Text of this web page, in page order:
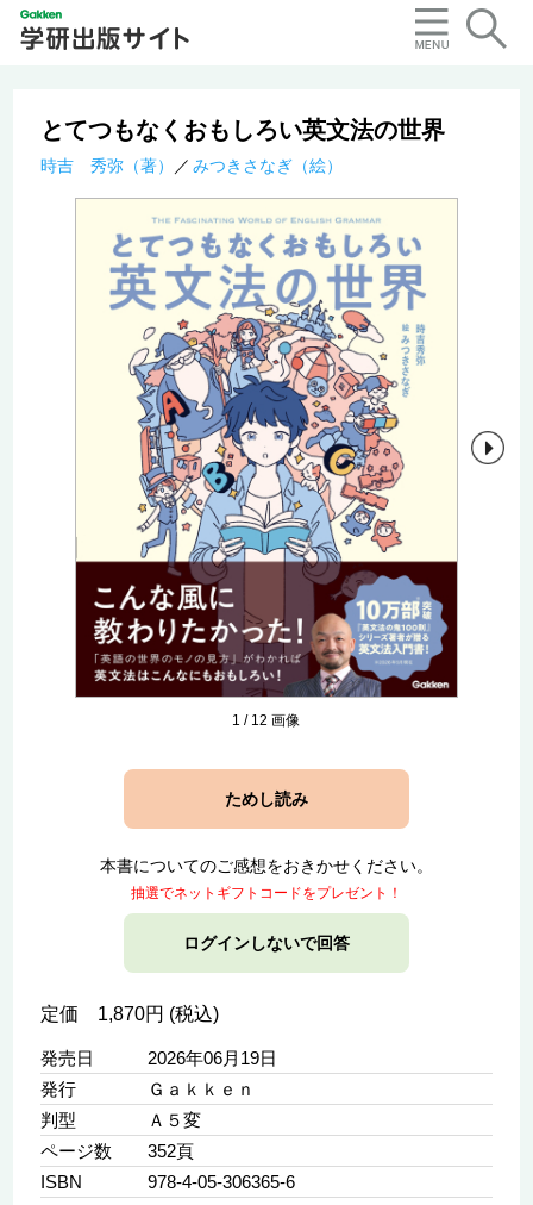
とてつもなくおもしろい英文法の世界
時吉 秀弥（著） みつきさなぎ（絵）
1 / 12 画像
ためし読み
本書についてのご感想をおきかせください。
抽選でネットギフトコードをプレゼント！
ログインしないで回答
定価 1,870円 (税込)
発売日
2026年06月19日
発行
Ｇａｋｋｅｎ
判型
Ａ５変
ページ数
352頁
ISBN
978-4-05-306365-6